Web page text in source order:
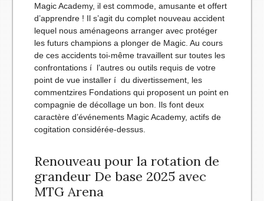
Magic Academy, il est commode, amusante et offert
d’apprendre ! Il s’agit du complet nouveau accident
lequel nous aménageons arranger avec protéger
les futurs champions a plonger de Magic. Au cours
de ces accidents toi-même travaillent sur toutes les
confrontations í l’autres ou outils requis de votre
point de vue installer í du divertissement, les
commentzires Fondations qui proposent un point en
compagnie de décollage un bon. Ils font deux
caractère d’événements Magic Academy, actifs de
cogitation considérée-dessus.
Renouveau pour la rotation de
grandeur De base 2025 avec
MTG Arena